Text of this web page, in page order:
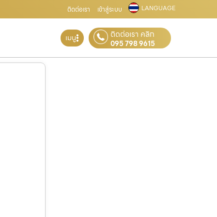
ติดต่อเรา เข้าสู่ระบบ LANGUAGE
เมนู ติดต่อเรา คลิก
095 798 9615